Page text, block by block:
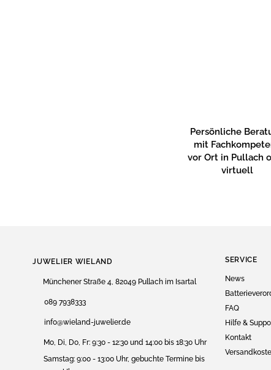
Persönliche
mit
vor Ort in Pullach
virtuell
JUWELIER WIELAND
Münchener Straße 4, 82049 Pullach im Isartal
089 7938333
info@wieland-juwelier.de
Mo, Di, Do, Fr: 9:30 - 12:30 und 14:00 bis 18:30 Uhr
Samstag: 9:00 - 13:00 Uhr, gebuchte Termine bis
SERVICE
News
FAQ
Hilfe &
Kontakt